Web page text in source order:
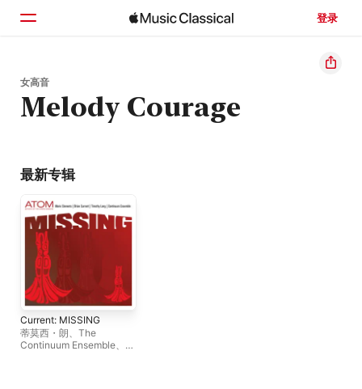
登录
浏览
女高音
Melody Courage
最新专辑
Current: MISSING
蒂莫西・朗、 The
Continuum Ensemble、